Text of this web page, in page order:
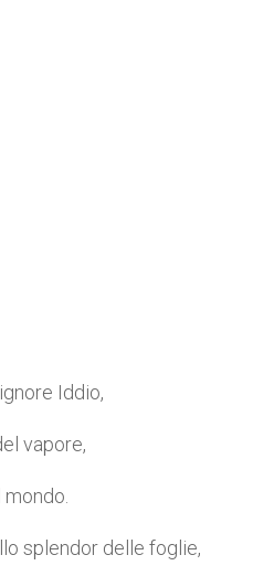
Iddio,
vapore,
splendor delle foglie,